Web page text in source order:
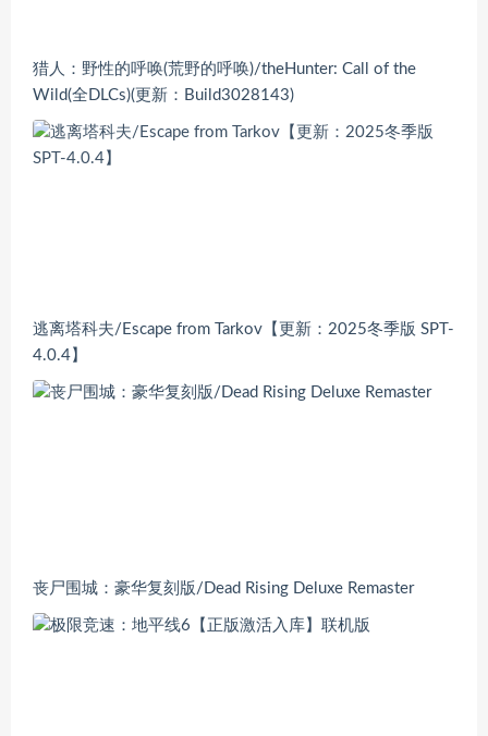
猎人：野性的呼唤(荒野的呼唤)/theHunter: Call of the
Wild(全DLCs)(更新：Build3028143)
逃离塔科夫/Escape from Tarkov【更新：2025冬季版 SPT-
4.0.4】
丧尸围城：豪华复刻版/Dead Rising Deluxe Remaster